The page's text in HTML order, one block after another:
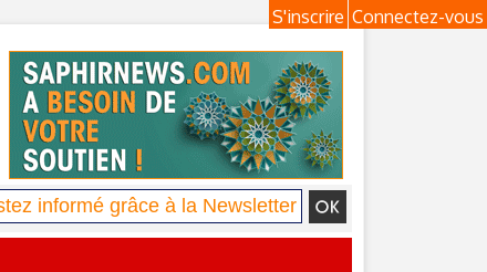
Connectez-vous
S'inscrire